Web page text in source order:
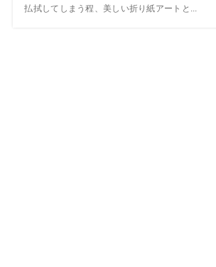
払拭してしまう程、美しい折り紙アートと...